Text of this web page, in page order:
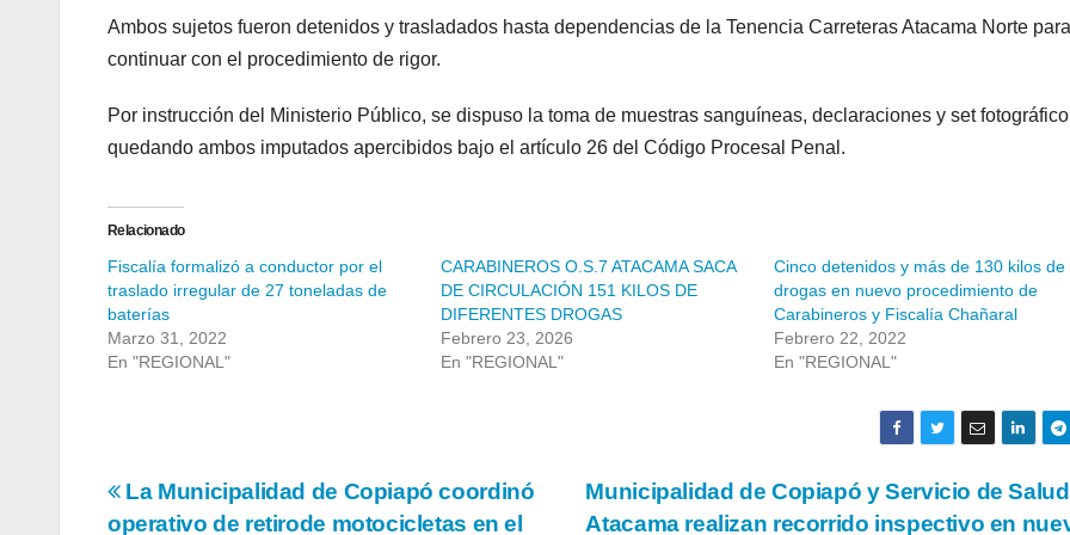
Ambos sujetos fueron detenidos y trasladados hasta dependencias de la Tenencia Carreteras Atacama Norte para
continuar con el procedimiento de rigor.
Por instrucción del Ministerio Público, se dispuso la toma de muestras sanguíneas, declaraciones y set
quedando ambos imputados apercibidos bajo el artículo 26 del Código Procesal Penal.
Relacionado
Fiscalía formalizó a conductor por el
traslado irregular de 27 toneladas de
baterías
Marzo 31, 2022
En "REGIONAL"
CARABINEROS O.S.7 ATACAMA SACA
DE CIRCULACIÓN 151 KILOS DE
DIFERENTES DROGAS
Febrero 23, 2026
En "REGIONAL"
Cinco detenidos y más de 130 kilos de
drogas en nuevo procedimiento de
Carabineros y Fiscalía Chañaral
Febrero 22, 2022
En "REGIONAL"
Navegación
Municipalidad de Copiapó y Servicio de Salud
Atacama realizan recorrido inspectivo en
La Municipalidad de Copiapó coordinó
operativo de retirode motocicletas en el